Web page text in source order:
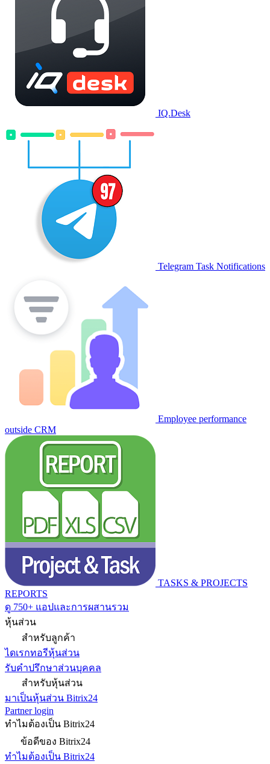
IQ.Desk
Telegram Task Notifications
Employee performance
outside CRM
TASKS & PROJECTS
REPORTS
ดู 750+ แอปและการผสานรวม
หุ้นส่วน
สำหรับลูกค้า
ไดเรกทอรีหุ้นส่วน
รับคำปรึกษาส่วนบุคคล
สำหรับหุ้นส่วน
มาเป็นหุ้นส่วน Bitrix24
Partner login
ทำไมต้องเป็น Bitrix24
ข้อดีของ Bitrix24
ทำไมต้องเป็น Bitrix24